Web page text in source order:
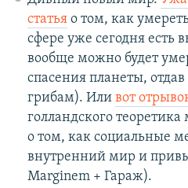
статьяо том, как
сфере уже сегодня есть
вообще можно будет
спасения планеты,
грибам). Или вот
голландского
о том, как социальные
внутренний мир и
Marginem + Гараж).